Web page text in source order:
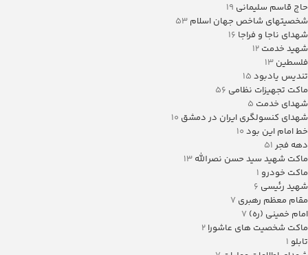
حاج قاسم سلیمانی 19
شخصیتهای شاخص جهان اسلام 53
شهدای ناجا و فراجا 16
شهید خدمت 12
فلسطین 13
تندیس یادبود 15
ماکت تجهیزات نظامی 56
شهدای خدمت 5
شهدای کنسولگری ایران در دمشق 10
خط امام این بود 10
دهه فجر 51
ماکت شهید سید حسن نصرالله 13
ماکت خودرو 1
شهید رئیسی 6
مقام معظم رهبری 7
امام خمینی (ره) 7
ماکت شخصیت های عاشورا 2
تابلو 1